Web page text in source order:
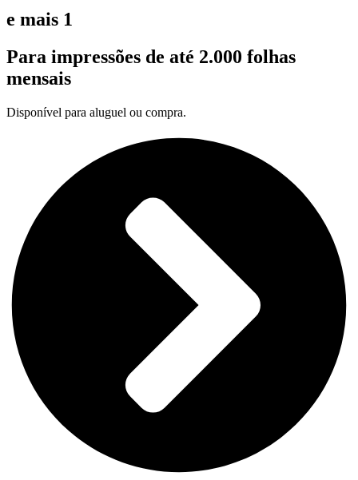
e mais 1
Para impressões de até 2.000 folhas
mensais
Disponível para aluguel ou compra.